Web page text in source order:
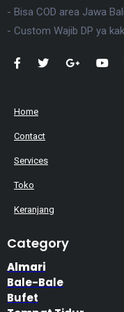
- Bisa COD area Jawa Bali
- Custom Wajib DP ya kak
Home
Contact
Services
Toko
Keranjang
Category
Almari
Bale-Bale
Bufet